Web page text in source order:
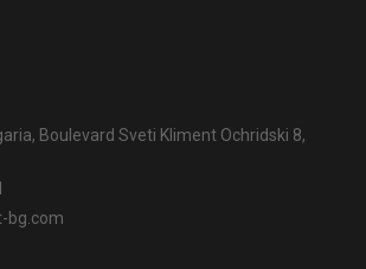
Boulevard Sveti Kliment Ochridski 8,
bg.com